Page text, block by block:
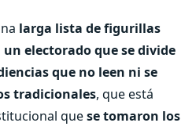
larga lista de figurillas
electorado que se divide
que no leen ni se
tradicionales, que está
quese tomaron los